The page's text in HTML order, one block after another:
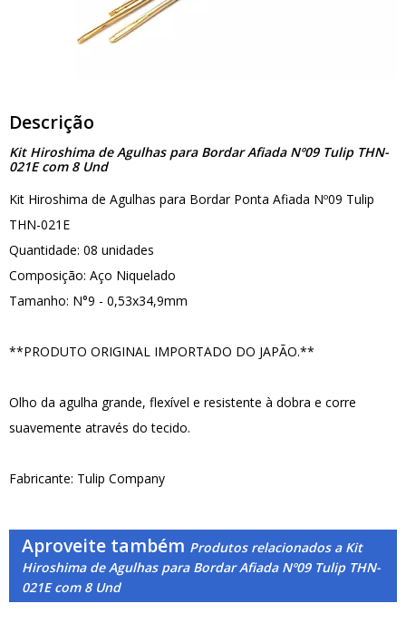
Descrição
Kit Hiroshima de Agulhas para Bordar Afiada Nº09 Tulip THN-
021E com 8 Und
Kit Hiroshima de Agulhas para Bordar Ponta Afiada Nº09 Tulip
THN-021E
Quantidade: 08 unidades
Composição: Aço Niquelado
Tamanho: N°9 - 0,53x34,9mm
**PRODUTO ORIGINAL IMPORTADO DO JAPÃO.**
Olho da agulha grande, flexível e resistente à dobra e corre
suavemente através do tecido.
Fabricante: Tulip Company
Aproveite também Produtos relacionados a Kit
Hiroshima de Agulhas para Bordar Afiada Nº09 Tulip THN-
021E com 8 Und